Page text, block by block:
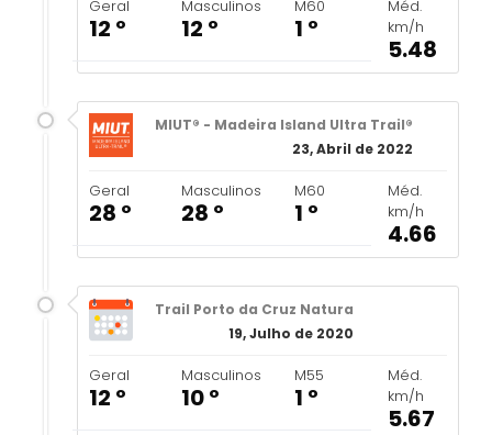
Geral
12 º
Masculinos
12 º
M60
1 º
Méd.
km/h
5.48
MIUT® - Madeira Island Ultra Trail®
23, Abril de 2022
Geral
28 º
Masculinos
28 º
M60
1 º
Méd.
km/h
4.66
Trail Porto da Cruz Natura
19, Julho de 2020
Geral
12 º
Masculinos
10 º
M55
1 º
Méd.
km/h
5.67